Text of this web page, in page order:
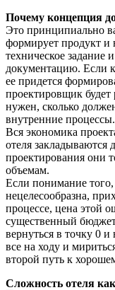
Почему концепция
Это принципиально
формирует продукт и
техническое задание
документацию. Если
ее придется
проектировщик будет
нужен, сколько
внутренние процессы.
Вся экономика
отеля закладываются
проектирования они
объемам.
Если понимание
нецелесообразна,
процессе, цена этой
существенный
вернуться в точку 0
все на ходу и
второй путь к
Сложность отеля